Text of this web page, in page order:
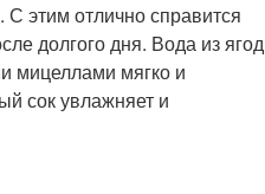
этим отлично справится
долгого дня. Вода из ягод
мицеллами мягко и
сок увлажняет и